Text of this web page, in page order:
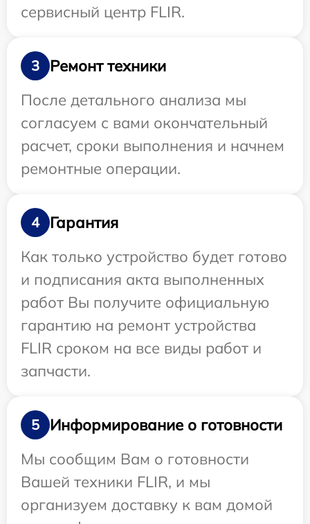
сервисный центр FLIR.
3
Ремонт техники
После детального анализа мы
согласуем с вами окончательный
расчет, сроки выполнения и начнем
ремонтные операции.
4
Гарантия
Как только устройство будет готово
и подписания акта выполненных
работ Вы получите официальную
гарантию на ремонт устройства
FLIR сроком на все виды работ и
запчасти.
5
Информирование о готовности
Мы сообщим Вам о готовности
Вашей техники FLIR, и мы
организуем доставку к вам домой